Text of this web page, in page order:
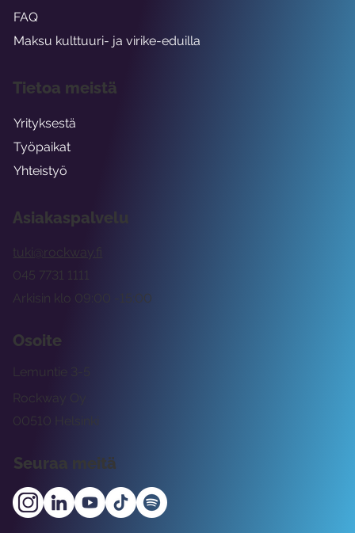
Asiakaspalvelu
tuki@rockway.fi
Arkisin klo 09:00 -15:00
045 7731 1111
Osoite
Rockway Oy
Lemuntie 3-5
00510 Helsinki
Seuraa meitä
FAQ
Maksu kulttuuri- ja virike-eduilla
Tietoa meistä
Yrityksestä
Työpaikat
Yhteistyö